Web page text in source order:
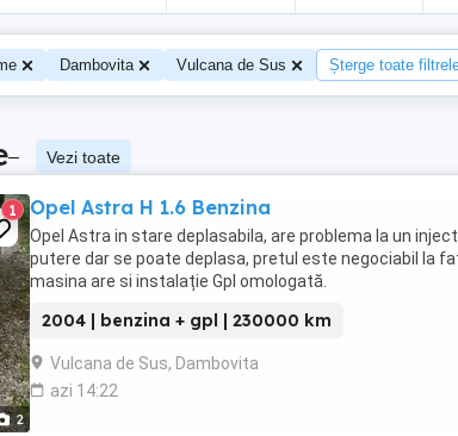
Dambovita Vulcana de Sus Șterge toate
– Vezi toate
2
1 Opel Astra H 1.6 Benzina
Opel Astra in stare deplasabila, are problema la un
putere dar se poate deplasa, pretul este negociabil la
masina are si instalație Gpl omologată.
2004 | benzina + gpl | 230000 km
Vulcana de Sus, Dambovita
azi 14:22